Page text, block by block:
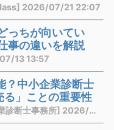
2026/07/21 22:07
っちが向いてい
事の違いを解説
13 13:57
？中小企業診断士
る」ことの重要性
[HATA行政書士・中小企業診断士事務所] 2026/07/03 21:10